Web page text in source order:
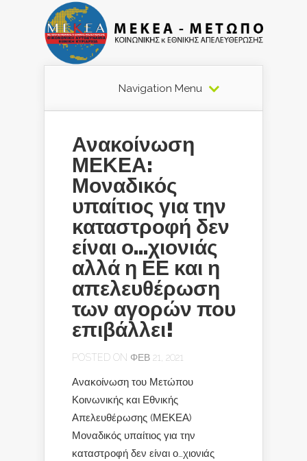
Navigation Menu
Ανακοίνωση
ΜΕΚΕΑ:
Μοναδικός
υπαίτιος για την
καταστροφή δεν
είναι ο…χιονιάς
αλλά η ΕΕ και η
απελευθέρωση
των αγορών που
επιβάλλει!
POSTED ON ΦΕΒ 21, 2021
Ανακοίνωση του Μετώπου
Κοινωνικής και Εθνικής
Απελευθέρωσης (ΜΕΚΕΑ)
Μοναδικός υπαίτιος για την
καταστροφή δεν είναι ο…χιονιάς